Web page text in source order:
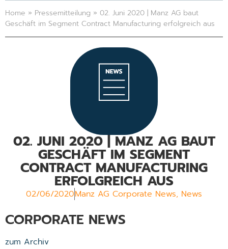
Home » Pressemitteilung » 02. Juni 2020 | Manz AG baut
Geschäft im Segment Contract Manufacturing erfolgreich aus
02. JUNI 2020 | MANZ AG BAUT
GESCHÄFT IM SEGMENT
CONTRACT MANUFACTURING
ERFOLGREICH AUS
02/06/2020Manz AG Corporate News, News
CORPORATE NEWS
zum Archiv